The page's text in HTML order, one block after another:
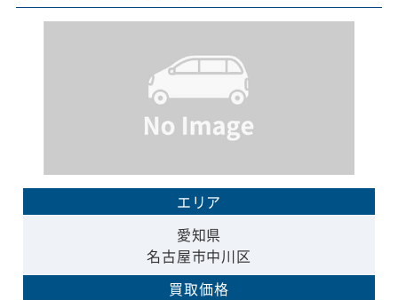
エリア
愛知県
名古屋市中川区
買取価格